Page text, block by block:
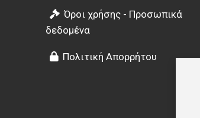
Όροι χρήσης - Προσωπικά
δεδομένα
Πολιτική Απορρήτου